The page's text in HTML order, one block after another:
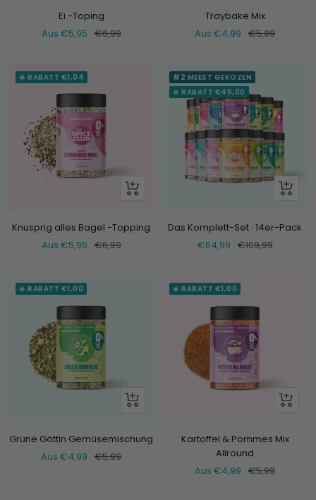
Ei -Toping
Verkaufspreis
Aus €5,95 Normaler
€6,99
Traybake Mix
Verkaufspreis
Aus €4,99 Normaler
€5,99
☀️ RABATT €1,04
Schau
Knusprig alles Bagel -Topping
Verkaufspreis
Aus €5,95 Normaler
€6,99
#2 MEEST GEKOZEN
☀️ RABATT €45,00
+
Das Komplett-Set · 14er-Pack
Verkaufspreis
€64,99 Normaler
€109,99
☀️ RABATT €1,00
Schau
Grüne Göttin Gemüsemischung
Verkaufspreis
Aus €4,99 Normaler
€5,99
☀️ RABATT €1,00
Schau
Kartoffel & Pommes Mix
Allround
Verkaufspreis
Aus €4,99 Normaler
€5,99